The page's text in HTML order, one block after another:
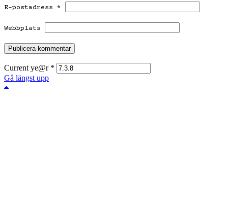
E-postadress *
Webbplats
Current ye@r *
Gå längst upp